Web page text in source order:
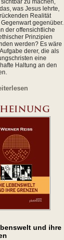
sichtbar zu machen,
was Jesus lehrte,
Realität
gegenüber.
der offensichtliche
Prinzipien
werden? Es wäre
derer, die als
eine
Haltung an den
und ihre